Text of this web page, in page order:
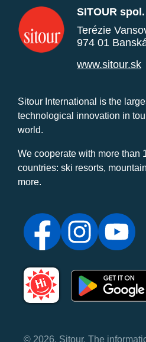
SITOUR
Terézie
974 01
www.sitour.sk
Sitour International is the
technological innovation in
world.
We cooperate with more than
countries: ski resorts,
more.
© 2026, Sitour. The